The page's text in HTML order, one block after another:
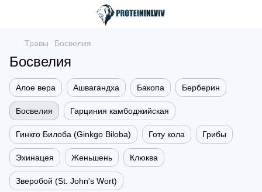
Травы Босвелия
Босвелия
Алое вера Ашвагандха Бакопа Берберин
Босвелия Гарциния камбоджийская
Гинкго Билоба (Ginkgo Biloba) Готу кола Грибы
Эхинацея Женьшень Клюква
Зверобой (St. John's Wort)